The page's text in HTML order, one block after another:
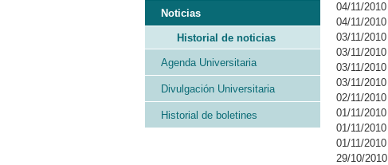
04/11/2010
04/11/2010
03/11/2010
03/11/2010
03/11/2010
03/11/2010
02/11/2010
01/11/2010
01/11/2010
01/11/2010
29/10/2010
Noticias
Historial de noticias
Agenda Universitaria
Divulgación Universitaria
Historial de boletines